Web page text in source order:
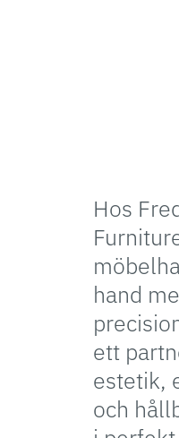
Hos
hand
ett
estetik,
och